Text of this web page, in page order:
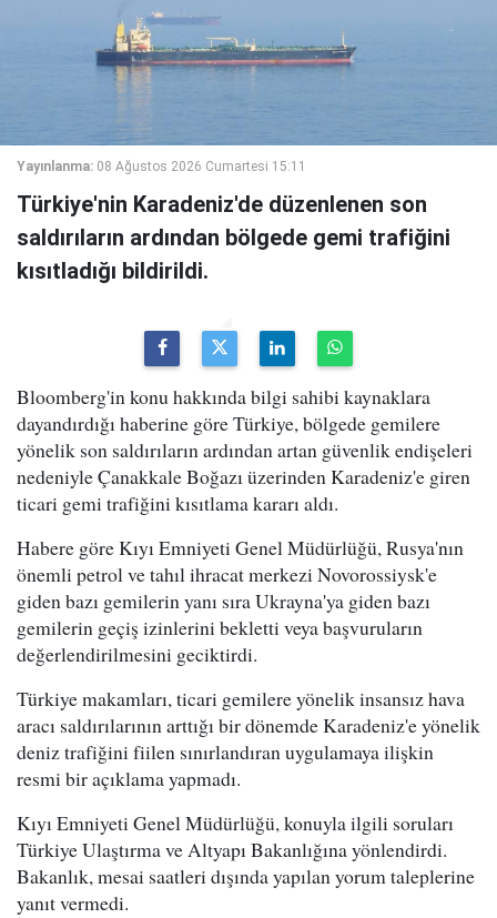
Yayınlanma: 08 Ağustos 2026 Cumartesi 15:11
Türkiye'nin Karadeniz'de düzenlenen son
saldırıların ardından bölgede gemi trafiğini
kısıtladığı bildirildi.
Bloomberg'in konu hakkında bilgi sahibi kaynaklara
dayandırdığı haberine göre Türkiye, bölgede gemilere
yönelik son saldırıların ardından artan güvenlik endişeleri
nedeniyle Çanakkale Boğazı üzerinden Karadeniz'e giren
ticari gemi trafiğini kısıtlama kararı aldı.
Habere göre Kıyı Emniyeti Genel Müdürlüğü, Rusya'nın
önemli petrol ve tahıl ihracat merkezi Novorossiysk'e
giden bazı gemilerin yanı sıra Ukrayna'ya giden bazı
gemilerin geçiş izinlerini bekletti veya başvuruların
değerlendirilmesini geciktirdi.
Türkiye makamları, ticari gemilere yönelik insansız hava
aracı saldırılarının arttığı bir dönemde Karadeniz'e yönelik
deniz trafiğini fiilen sınırlandıran uygulamaya ilişkin
resmi bir açıklama yapmadı.
Kıyı Emniyeti Genel Müdürlüğü, konuyla ilgili soruları
Türkiye Ulaştırma ve Altyapı Bakanlığına yönlendirdi.
Bakanlık, mesai saatleri dışında yapılan yorum taleplerine
yanıt vermedi.